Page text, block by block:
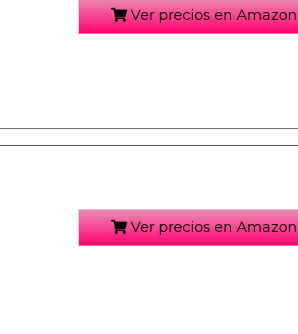
Ver precios en Amazon
Ver precios en Amazon